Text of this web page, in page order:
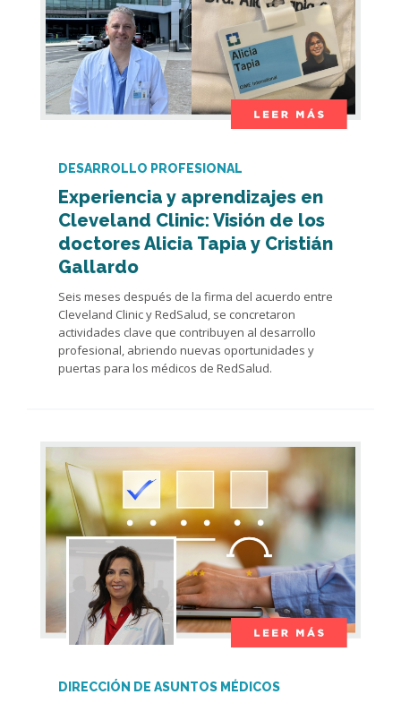
DESARROLLO PROFESIONAL
Experiencia y aprendizajes en
Cleveland Clinic: Visión de los
doctores Alicia Tapia y Cristián
Gallardo
Seis meses después de la firma del acuerdo entre
Cleveland Clinic y RedSalud, se concretaron
actividades clave que contribuyen al desarrollo
profesional, abriendo nuevas oportunidades y
puertas para los médicos de RedSalud.
DIRECCIÓN DE ASUNTOS MÉDICOS